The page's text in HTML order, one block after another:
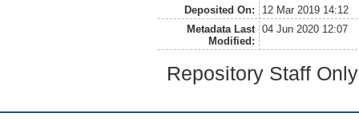
Deposited On:
12 Mar 2019 14:12
Metadata Last
Modified:
04 Jun 2020 12:07
Repository Staff